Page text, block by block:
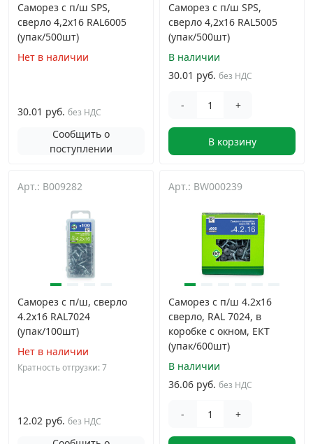
Заклепки
Химический крепеж
Хомуты и шуруп-шпильки ›
Грузовой крепеж ›
Комплекты и наборы крепежа
Метрический крепеж ›
Электро и бензоинструмент, оборудование
Саморез с п/ш SPS,
сверло 4,2x16 RAL6005
(упак/500шт)
Нет в наличии
30.01 руб. без НДС
Сообщить о
поступлении
Саморез с п/ш SPS,
сверло 4,2x16 RAL5005
(упак/500шт)
В наличии
30.01 руб. без НДС
- +
В корзину
Арт.: B009282
Саморез с п/ш, сверло
4.2х16 RAL7024
(упак/100шт)
Нет в наличии
Кратность отгрузки: 7
12.02 руб. без НДС
Арт.: BW000239
Саморез с п/ш 4.2х16
сверло, RAL 7024, в
коробке с окном, ЕКТ
(упак/600шт)
В наличии
36.06 руб. без НДС
- +